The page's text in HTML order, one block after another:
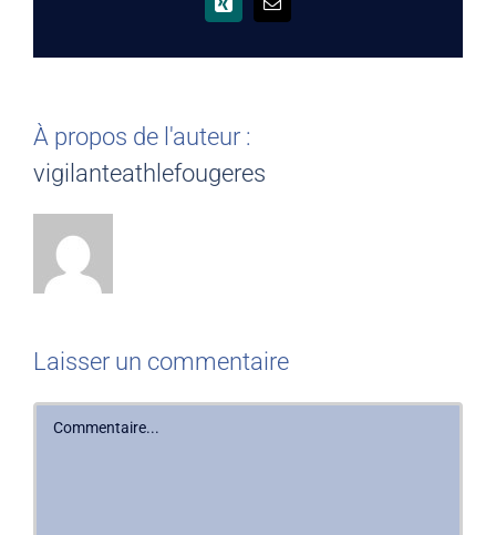
Xing Email
À propos de l'auteur :
vigilanteathlefougeres
Laisser un commentaire
Commentaire